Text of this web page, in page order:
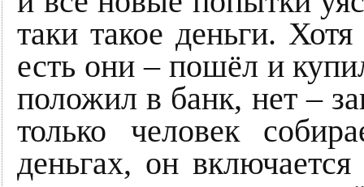
таки такое деньги.
есть они – пошёл и
положил в банк, нет –
только человек
деньгах, он